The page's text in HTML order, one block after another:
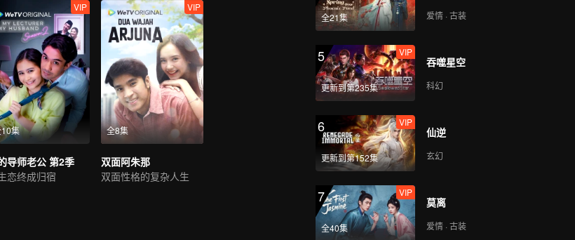
VIP 莫扎与琪歌_09A
VIP 莫扎与琪歌_09B
VIP 莫扎与琪歌_10A
集
VIP
导师老公 第2季
恋终成归宿
全8集
VIP
双面阿朱那
双面性格的复杂人生
全21集 爱情 · 古装
5
更新到第235集
VIP
吞噬星空
科幻
6
更新到第152集
VIP
仙逆
玄幻
7
全40集
VIP
莫离
爱情 · 古装